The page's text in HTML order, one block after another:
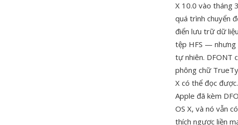
X 10.0 vào tháng
quá trình chuyển
điển lưu trữ dữ
tệp HFS — nhưng
tự nhiên. DFONT
phông chữ
X có thể đọc
Apple đã kèm
OS X, và nó vẫn
thích ngược liền